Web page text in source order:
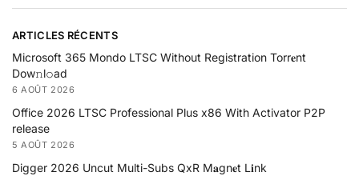
ARTICLES RÉCENTS
Microsoft 365 Mondo LTSC Without Registration Torr𝐞nt
Dow𝚗l𝚘аd
6 AOÛT 2026
Office 2026 LTSC Professional Plus x86 With Activator P2P
release
5 AOÛT 2026
Digger 2026 Uncut Multi-Subs QxR M𝐚gn𝐞t L𝐢nk